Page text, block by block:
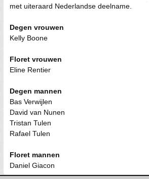
met uiteraard Nederlandse deelname.
Degen vrouwen
Kelly Boone
Floret vrouwen
Eline Rentier
Degen mannen
Bas Verwijlen
David van Nunen
Tristan Tulen
Rafael Tulen
Floret mannen
Daniel Giacon